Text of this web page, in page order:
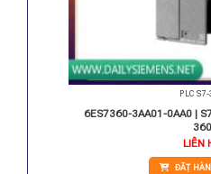
PLC
6ES7360-3AA01-0AA0 |
360
LIÊN
ĐẶT